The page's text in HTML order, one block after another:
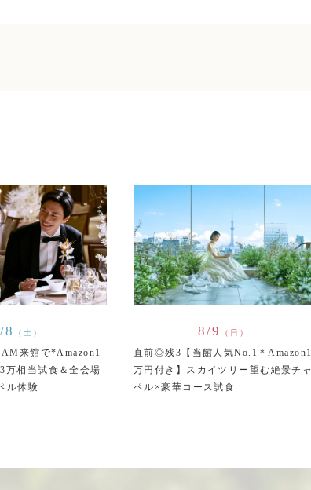
8 （土）
来館で*Amazon1
万相当試食＆全会場
ル体験
8/9 （日）
直前◎残3【当館人気No.1＊Amazon1
万円付き】スカイツリー望む絶景チャ
ペル×豪華コース試食